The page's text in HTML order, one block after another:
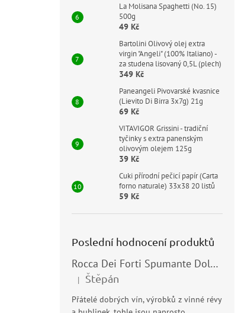
La Molisana Spaghetti (No. 15)
500g
49 Kč
Bartolini Olivový olej extra
virgin "Angeli" (100% Italiano) -
za studena lisovaný 0,5L (plech)
349 Kč
Paneangeli Pivovarské kvasnice
(Lievito Di Birra 3x7g) 21g
69 Kč
VITAVIGOR Grissini - tradiční
tyčinky s extra panenským
olivovým olejem 125g
39 Kč
Cuki přírodní pečicí papír (Carta
forno naturale) 33x38 20 listů
59 Kč
Poslední hodnocení produktů
Rocca Dei Forti Spumante Dolce 11,5% 0,75l
Hodnocení produktu je 5 z 5 hvězdiček.
| Štěpán
Přátelé dobrých vín, výrobků z vinné révy